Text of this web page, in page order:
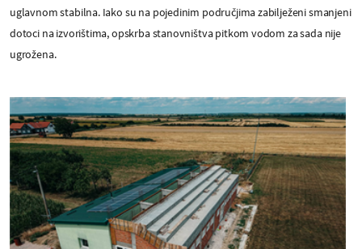
uglavnom stabilna. Iako su na pojedinim područjima zabilježeni smanjeni
dotoci na izvorištima, opskrba stanovništva pitkom vodom za sada nije
ugrožena.